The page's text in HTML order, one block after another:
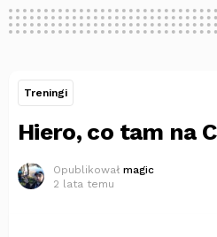
Treningi
Hiero, co tam na
Opublikował magic
2 lata temu